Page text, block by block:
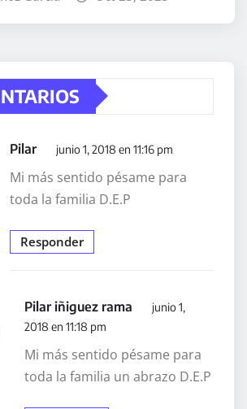
Pilar junio 1, 2018 en 11:16 pm
Mi más sentido pésame para
toda la familia D.E.P
Responder
Pilar iñiguez rama
junio 1,
2018 en 11:18 pm
Mi más sentido pésame para
toda la familia un abrazo D.E.P